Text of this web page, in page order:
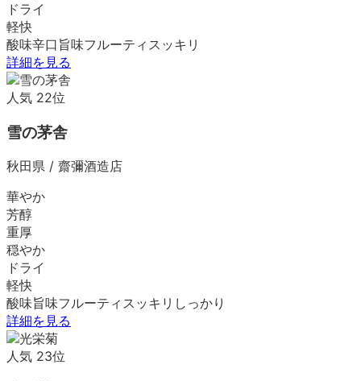
ドライ
軽快
酸味辛口 旨味フルーティ スッキリ
詳細を見る
人気 22位
雪の茅舎
秋田県 / 齋彌酒造店
華やか
芳醇
重厚
穏やか
ドライ
軽快
酸味旨味フルーティ スッキリ しっかり
詳細を見る
人気 23位